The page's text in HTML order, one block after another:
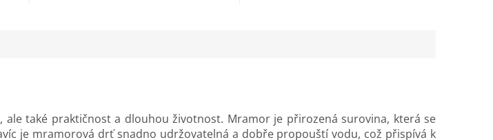
také praktičnost a dlouhou životnost. Mramor je přirozená surovina, která se
je mramorová drť snadno udržovatelná a dobře propouští vodu, což přispívá k